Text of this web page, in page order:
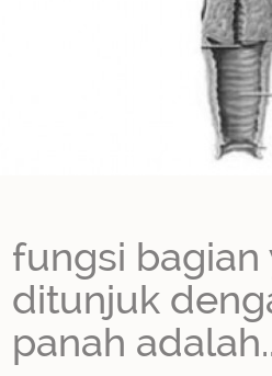
fungsi bagian
ditunjuk
panah